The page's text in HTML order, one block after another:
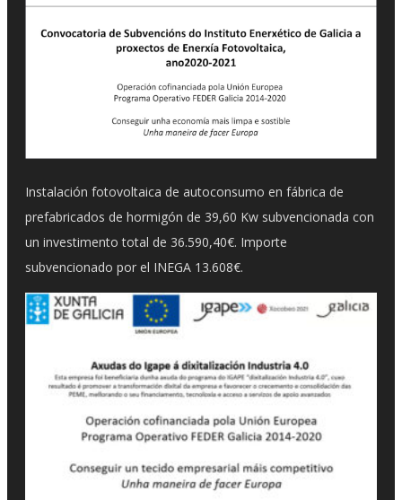
Instalación fotovoltaica de autoconsumo en fábrica de
prefabricados de hormigón de 39,60 Kw subvencionada con
un investimento total de 36.590,40€. Importe
subvencionado por el INEGA 13.608€.